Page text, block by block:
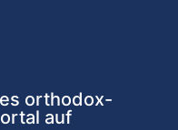
orthodox-
auf